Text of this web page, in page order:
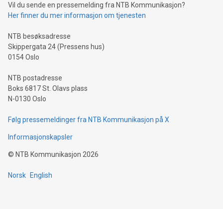
Vil du sende en pressemelding fra NTB Kommunikasjon?
Her finner du mer informasjon om tjenesten
NTB besøksadresse
Skippergata 24 (Pressens hus)
0154 Oslo
NTB postadresse
Boks 6817 St. Olavs plass
N-0130 Oslo
Følg pressemeldinger fra NTB Kommunikasjon på X
Informasjonskapsler
© NTB Kommunikasjon 2026
Norsk English